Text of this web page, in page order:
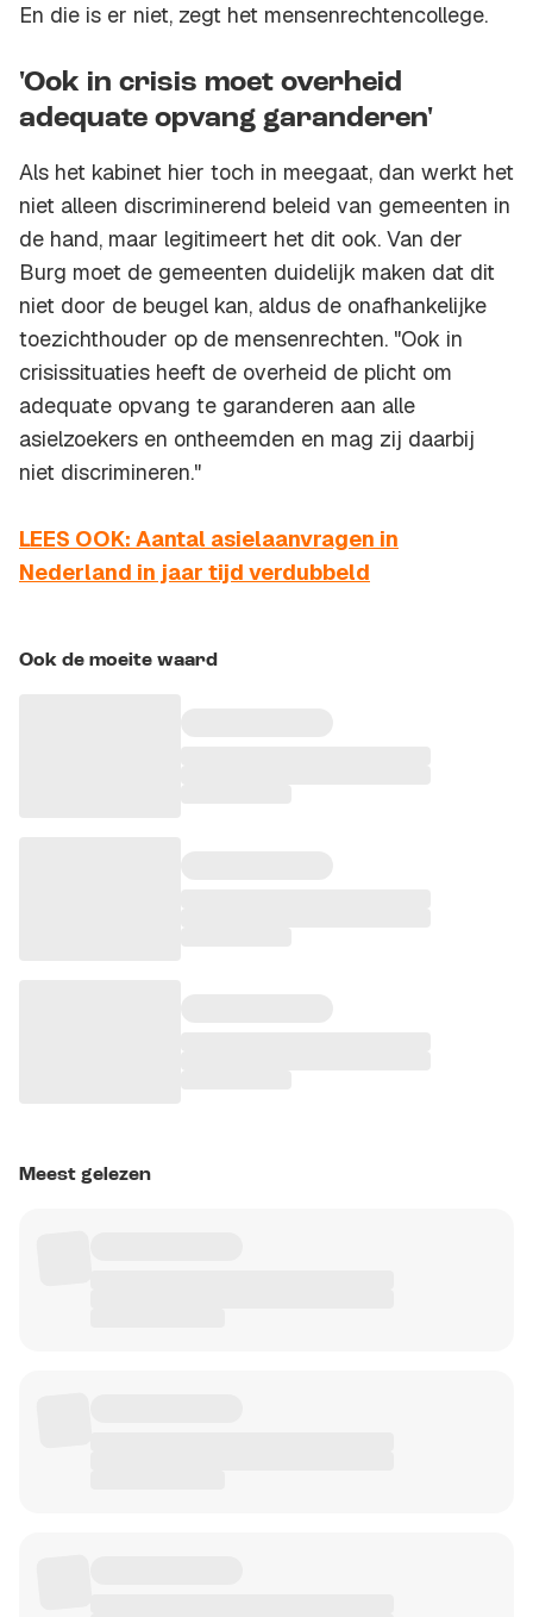
En die is er niet, zegt het mensenrechtencollege.
'Ook in crisis moet overheid
adequate opvang garanderen'
Als het kabinet hier toch in meegaat, dan werkt het
niet alleen discriminerend beleid van gemeenten in
de hand, maar legitimeert het dit ook. Van der
Burg moet de gemeenten duidelijk maken dat dit
niet door de beugel kan, aldus de onafhankelijke
toezichthouder op de mensenrechten. "Ook in
crisissituaties heeft de overheid de plicht om
adequate opvang te garanderen aan alle
asielzoekers en ontheemden en mag zij daarbij
niet discrimineren."
LEES OOK: Aantal asielaanvragen in
Nederland in jaar tijd verdubbeld
Ook de moeite waard
Meest gelezen